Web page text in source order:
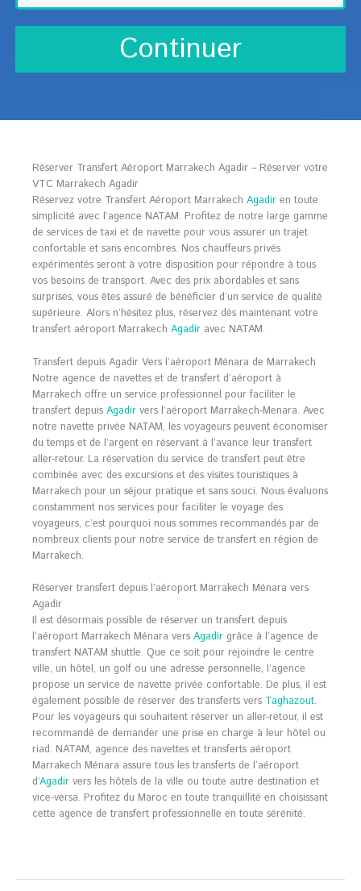
Réserver Transfert Aéroport Marrakech Agadir – Réserver votre
VTC Marrakech Agadir
Réservez votre Transfert Aéroport Marrakech Agadir en toute
simplicité avec l’agence NATAM. Profitez de notre large gamme
de services de taxi et de navette pour vous assurer un trajet
confortable et sans encombres. Nos chauffeurs privés
expérimentés seront à votre disposition pour répondre à tous
vos besoins de transport. Avec des prix abordables et sans
surprises, vous êtes assuré de bénéficier d’un service de qualité
supérieure. Alors n’hésitez plus, réservez dès maintenant votre
transfert aéroport Marrakech Agadir avec NATAM.
Transfert depuis Agadir Vers l’aéroport Ménara de Marrakech
Notre agence de navettes et de transfert d’aéroport à
Marrakech offre un service professionnel pour faciliter le
transfert depuis Agadir vers l’aéroport Marrakech-Menara. Avec
notre navette privée NATAM, les voyageurs peuvent économiser
du temps et de l’argent en réservant à l’avance leur transfert
aller-retour. La réservation du service de transfert peut être
combinée avec des excursions et des visites touristiques à
Marrakech pour un séjour pratique et sans souci. Nous évaluons
constamment nos services pour faciliter le voyage des
voyageurs, c’est pourquoi nous sommes recommandés par de
nombreux clients pour notre service de transfert en région de
Marrakech.
Réserver transfert depuis l’aéroport Marrakech Ménara vers
Agadir
Il est désormais possible de réserver un transfert depuis
l’aéroport Marrakech Ménara vers Agadir grâce à l’agence de
transfert NATAM shuttle. Que ce soit pour rejoindre le centre
ville, un hôtel, un golf ou une adresse personnelle, l’agence
propose un service de navette privée confortable. De plus, il est
également possible de réserver des transferts vers Taghazout.
Pour les voyageurs qui souhaitent réserver un aller-retour, il est
recommandé de demander une prise en charge à leur hôtel ou
riad. NATAM, agence des navettes et transferts aéroport
Marrakech Ménara assure tous les transferts de l’aéroport
d’Agadir vers les hôtels de la ville ou toute autre destination et
vice-versa. Profitez du Maroc en toute tranquillité en choisissant
cette agence de transfert professionnelle en toute sérénité.